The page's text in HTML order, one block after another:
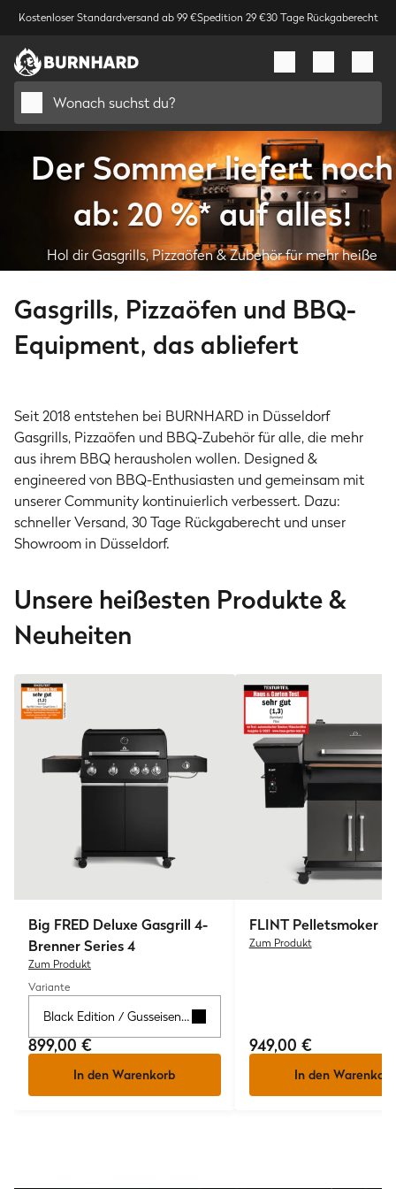
Kostenloser Standardversand ab 99 €Spedition 29 €30 Tage Rückgaberecht
Wonach suchst du?
Der Sommer liefert noch
ab: 20 %* auf alles!
Hol dir Gasgrills, Pizzaöfen & Zubehör für mehr heiße
Grillabende.
Deal sichern
Gasgrills, Pizzaöfen und BBQ-
Equipment, das abliefert
Seit 2018 entstehen bei BURNHARD in Düsseldorf
Gasgrills, Pizzaöfen und BBQ-Zubehör für alle, die mehr
aus ihrem BBQ herausholen wollen. Designed &
engineered von BBQ-Enthusiasten und gemeinsam mit
unserer Community kontinuierlich verbessert. Dazu:
schneller Versand, 30 Tage Rückgaberecht und unser
Showroom in Düsseldorf.
Unsere heißesten Produkte &
Neuheiten
Big FRED Deluxe Gasgrill 4-
Brenner Series 4
Zum Produkt
Variante
Black Edition / Gusseisenrost
899,00 €
In den Warenkorb
FLINTPelletsmoker
Zum Produkt
949,00 €
In den Warenkorb